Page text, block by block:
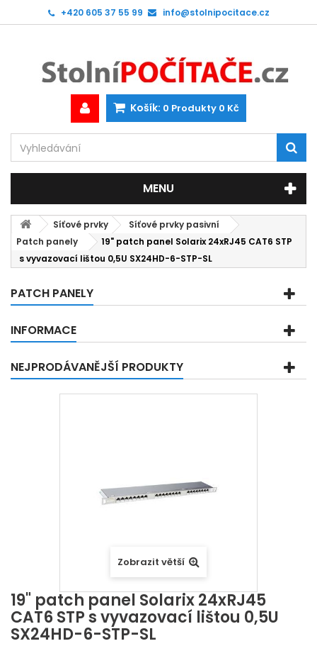
+420 605 37 55 99 info@stolnipocitace.cz
Košík: 0 Produkty 0 Kč
MENU
Síťové prvky
Síťové prvky pasivní
Patch panely
19" patch panel Solarix 24xRJ45 CAT6 STP
s vyvazovací lištou 0,5U SX24HD-6-STP-SL
PATCH PANELY
INFORMACE
NEJPRODÁVANĚJŠÍ PRODUKTY
Zobrazit větší
19" patch panel Solarix 24xRJ45
CAT6 STP s vyvazovací lištou 0,5U
SX24HD-6-STP-SL